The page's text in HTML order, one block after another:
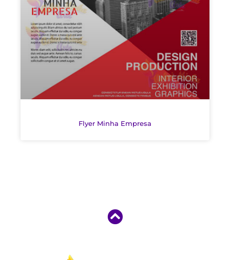
Flyer Minha Empresa